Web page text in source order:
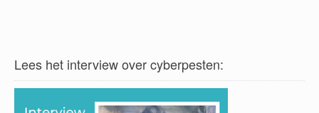
Lees het interview over cyberpesten: